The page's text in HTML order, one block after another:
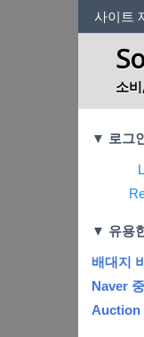
사이트
사이트
소
▼ 로그
▼ 유용
배대지
Naver
Auction